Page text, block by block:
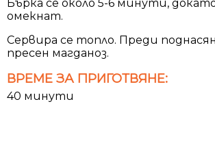
Бърка се около 5-6 минути,
омекнат.
Сервира се топло. Преди
пресен магданоз.
ВРЕМЕ ЗА ПРИГОТВЯНЕ:
40 минути